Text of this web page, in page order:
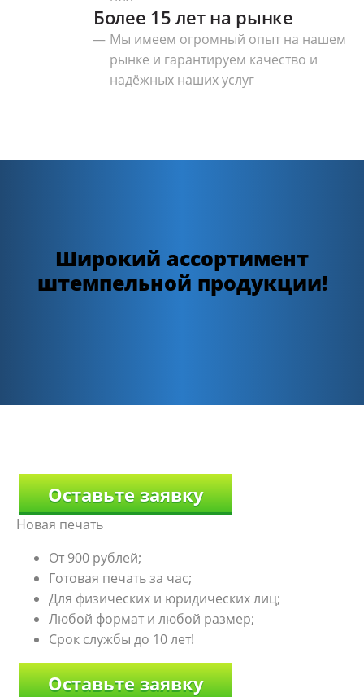
Более 15 лет на рынке
Мы имеем огромный опыт на нашем
рынке и гарантируем качество и
надёжных наших услуг
Широкий ассортимент
штемпельной продукции!
Оставьте заявку
Новая печать
От 900 рублей;
Готовая печать за час;
Для физических и юридических лиц;
Любой формат и любой размер;
Срок службы до 10 лет!
Оставьте заявку